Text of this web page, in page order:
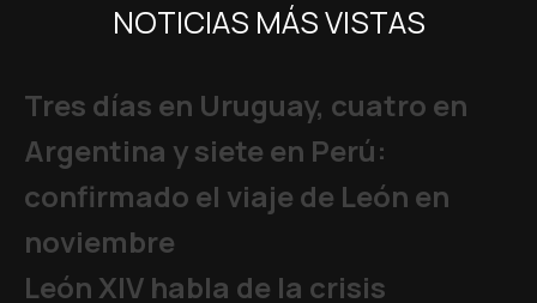
NOTICIAS MÁS VISTAS
Tres días en Uruguay, cuatro en
Argentina y siete en Perú:
confirmado el viaje de León en
noviembre
León XIV habla de la crisis